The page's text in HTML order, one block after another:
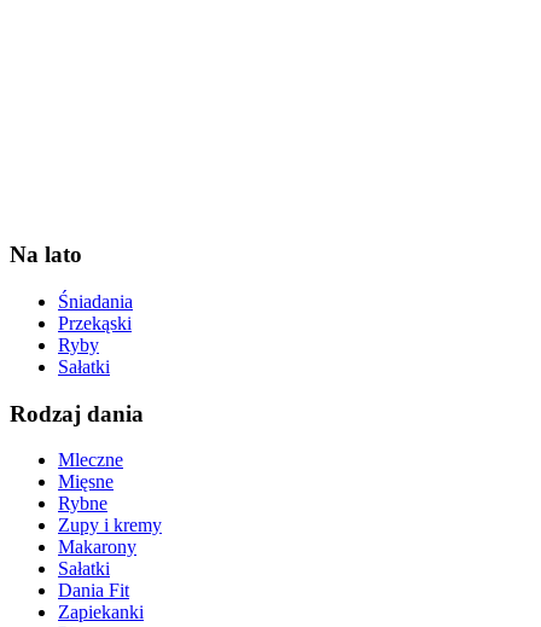
Na lato
Śniadania
Przekąski
Ryby
Sałatki
Rodzaj dania
Mleczne
Mięsne
Rybne
Zupy i kremy
Makarony
Sałatki
Dania Fit
Zapiekanki